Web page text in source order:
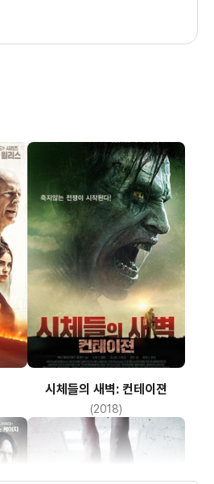
시체들의 새벽: 컨테이젼
(2018)